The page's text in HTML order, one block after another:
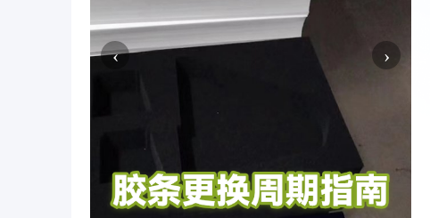
‹ ›